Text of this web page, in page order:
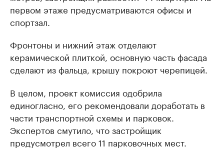
первом этаже предусматриваются офисы и
спортзал.
Фронтоны и нижний этаж отделают
керамической плиткой, основную часть фасада
сделают из фальца, крышу покроют черепицей.
В целом, проект комиссия одобрила
единогласно, его рекомендовали доработать в
части транспортной схемы и парковок.
Экспертов смутило, что застройщик
предусмотрел всего 11 парковочных мест.